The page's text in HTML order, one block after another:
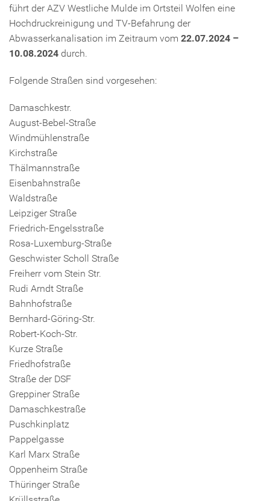
führt der AZV Westliche Mulde im Ortsteil Wolfen eine
Hochdruckreinigung und TV-Befahrung der
Abwasserkanalisation im Zeitraum vom 22.07.2024 –
10.08.2024 durch.
Folgende Straßen sind vorgesehen:
Damaschkestr.
August-Bebel-Straße
Windmühlenstraße
Kirchstraße
Thälmannstraße
Eisenbahnstraße
Waldstraße
Leipziger Straße
Friedrich-Engelsstraße
Rosa-Luxemburg-Straße
Geschwister Scholl Straße
Freiherr vom Stein Str.
Rudi Arndt Straße
Bahnhofstraße
Bernhard-Göring-Str.
Robert-Koch-Str.
Kurze Straße
Friedhofstraße
Straße der DSF
Greppiner Straße
Damaschkestraße
Puschkinplatz
Pappelgasse
Karl Marx Straße
Oppenheim Straße
Thüringer Straße